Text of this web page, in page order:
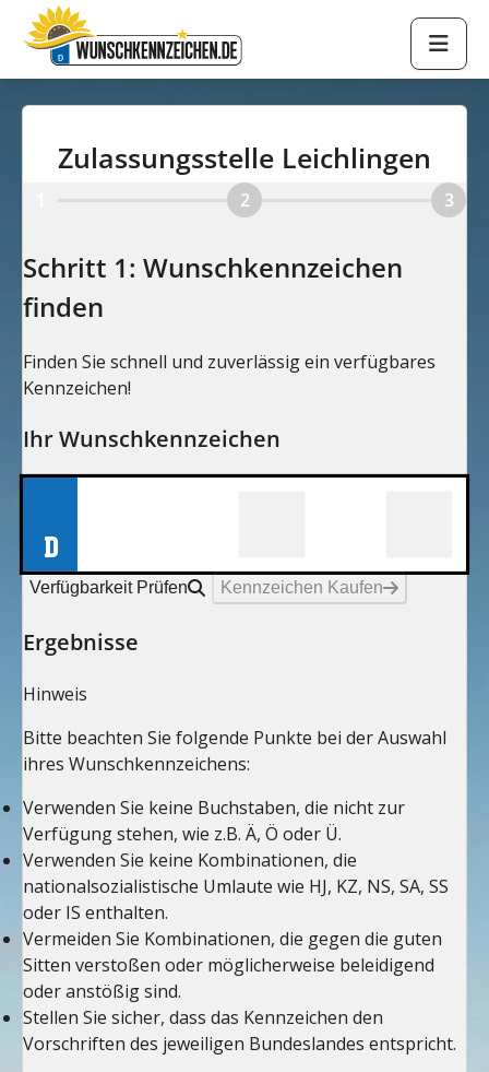
Zulassungsstelle Leichlingen